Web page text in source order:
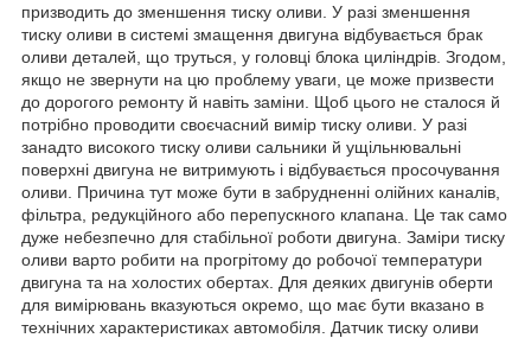
призводить до зменшення тиску оливи. У разі зменшення
тиску оливи в системі змащення двигуна відбувається брак
оливи деталей, що труться, у головці блока циліндрів. Згодом,
якщо не звернути на цю проблему уваги, це може призвести
до дорогого ремонту й навіть заміни. Щоб цього не сталося й
потрібно проводити своєчасний вимір тиску оливи. У разі
занадто високого тиску оливи сальники й ущільнювальні
поверхні двигуна не витримують і відбувається просочування
оливи. Причина тут може бути в забрудненні олійних каналів,
фільтра, редукційного або перепускного клапана. Це так само
дуже небезпечно для стабільної роботи двигуна. Заміри тиску
оливи варто робити на прогрітому до робочої температури
двигуна та на холостих обертах. Для деяких двигунів оберти
для вимірювань вказуються окремо, що має бути вказано в
технічних характеристиках автомобіля. Датчик тиску оливи